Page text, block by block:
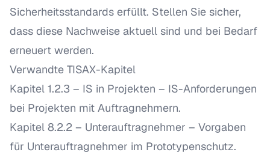
Sicherheitsstandards erfüllt. Stellen Sie sicher,
dass diese Nachweise aktuell sind und bei Bedarf
erneuert werden.
Verwandte TISAX-Kapitel
Kapitel 1.2.3 – IS in Projekten – IS-Anforderungen
bei Projekten mit Auftragnehmern.
Kapitel 8.2.2 – Unterauftragnehmer – Vorgaben
für Unterauftragnehmer im Prototypenschutz.